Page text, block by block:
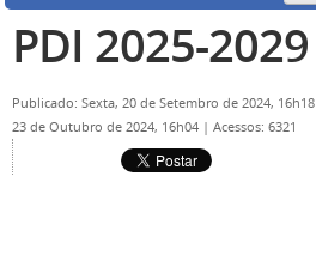
PDI 2025-2029
Publicado: Sexta, 20 de Setembro de 2024, 16h18
23 de Outubro de 2024, 16h04 | Acessos: 6321